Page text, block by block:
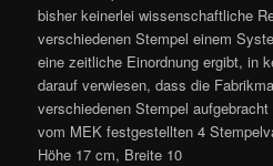
bisher keinerlei wissenschaftliche
verschiedenen Stempel einem
eine zeitliche Einordnung ergibt, in
darauf verwiesen, dass die
verschiedenen Stempel
vom MEK festgestellten 4
Höhe 17 cm, Breite 10